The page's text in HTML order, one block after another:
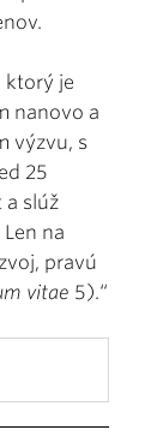
ktorý je
nanovo a
výzvu, s
25
a slúž
na
pravú
vitae 5).“